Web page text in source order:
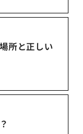
所と正しい